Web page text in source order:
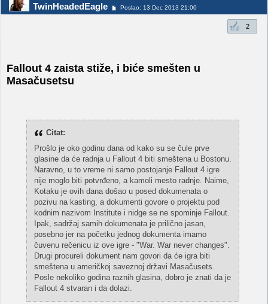
TwinHeadedEagle Poslao: 13 Dec 2013 21:00
2
Fallout 4 zaista stiže, i biće smešten u
Masačusetsu
Citat:
Prošlo je oko godinu dana od kako su se čule prve
glasine da će radnja u Fallout 4 biti smeštena u Bostonu.
Naravno, u to vreme ni samo postojanje Fallout 4 igre
nije moglo biti potvrđeno, a kamoli mesto radnje. Naime,
Kotaku je ovih dana došao u posed dokumenata o
pozivu na kasting, a dokumenti govore o projektu pod
kodnim nazivom Institute i nidge se ne spominje Fallout.
Ipak, sadržaj samih dokumenata je prilično jasan,
posebno jer na početku jednog dokumenta imamo
čuvenu rečenicu iz ove igre - "War. War never changes".
Drugi procureli dokument nam govori da će igra biti
smeštena u američkoj saveznoj državi Masačusets.
Posle nekoliko godina raznih glasina, dobro je znati da je
Fallout 4 stvaran i da dolazi.